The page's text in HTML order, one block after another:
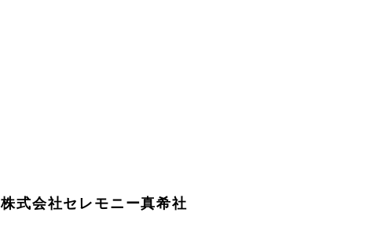
株式会社セレモニー真希社